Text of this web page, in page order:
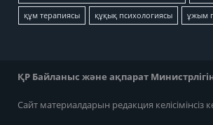
құм терапиясы құқық психологиясы ұжым
ҚР Байланыс және ақпарат
Сайт материалдарын редакция